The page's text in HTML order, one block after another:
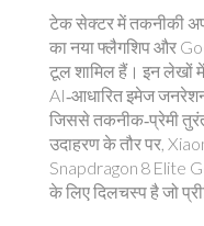
टेक सेक्टर मेंतकनीकी
का नया फ्लैगशिप और
टूलशामिल हैं। इन लेखों
AI‑आधारित इमेज जनरेशन
जिससे तकनीक‑प्रेमी
उदाहरण के तौर पर,
Snapdragon 8 Elite
के लिए दिलचस्प है जो